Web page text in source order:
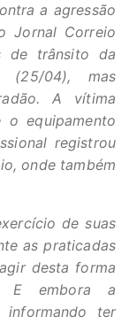
a agressão
Jornal Correio
de trânsito da
(25/04), mas
A vítima
equipamento
registrou
onde também
de suas
as praticadas
desta forma
E embora a
informando ter